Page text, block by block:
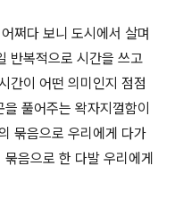
쩌다 보니 도시에서 살며
반복적으로 시간을 쓰고
간이 어떤 의미인지 점점
풀어주는 왁자지껄함이
묶음으로 우리에게 다가
음으로 한 다발 우리에게